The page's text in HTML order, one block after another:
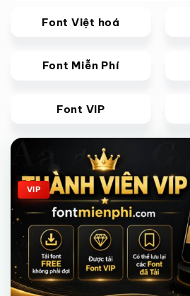
Font Việt hoá
Font Miễn Phí
Font VIP
Giảm giá!
VIP